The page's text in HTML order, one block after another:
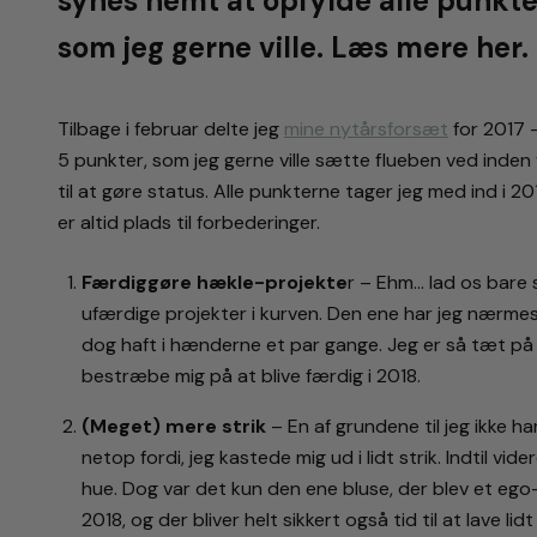
som jeg gerne ville. Læs mere her.
Tilbage i februar delte jeg mine nytårsforsæt for 2017
5 punkter, som jeg gerne ville sætte flueben ved
til at gøre status. Alle punkterne tager jeg med ind i
er altid plads til forbederinger.
Færdiggøre hækle-projekter – Ehm… lad os
ufærdige projekter i kurven. Den ene har jeg
dog haft i hænderne et par gange. Jeg er så tæt
bestræbe mig på at blive færdig i 2018.
(Meget) mere strik – En af grundene til jeg ikke
netop fordi, jeg kastede mig ud i lidt strik. Indtil
hue. Dog var det kun den ene bluse, der blev et
2018, og der bliver helt sikkert også tid til at lave